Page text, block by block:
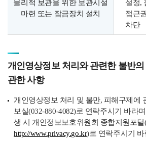
물리적 보관을 위한 보관시설
마련 또는 잠금장치 설치
설정,
접근
차단
개인영상정보 처리와 관련한 불반의
관한 사항
개인영상정보 처리 및 불만, 피해구제에
보실(032-880-4082)로 연락주시기 바라
생 시 개인정보보호위원회 종합지원포털
http://www.privacy.go.kr)로 연락주시기 바